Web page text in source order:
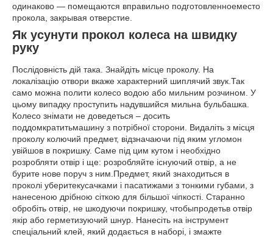
одинаково — помещаются вправильно подготовленноеместо
прокола, закрывая отверстие.
Як усунути прокол колеса на швидку
руку
Послідовність дій така. Знайдіть місце проколу. На
локалізацію отвори вкаже характерний шиплячий звук.Так
само можна полити колесо водою або мильним розчином. У
цьому випадку проступить надувшийся мильна бульбашка.
Колесо знімати не доведеться – досить
поддомкратитьмашину з потрібної сторони. Видаліть з місця
проколу колючий предмет, відзначаючи під яким угломон
увійшов в покришку. Саме під цим кутом і необхідно
розробляти отвір і ще: розробляйте існуючий отвір, а не
бурите нове поруч з ним.Предмет, який знаходиться в
проколі уберитекусачками і пасатижами з тонкими губами, з
нанесеною дрібною сіткою для більшої чіпкості. Старанно
обробіть отвір, не шкодуючи покришку, чтобыпродетьв отвір
якір або герметизуючий шнур. Нанесіть на інструмент
спеціальний клей, який додається в наборі, і змажте